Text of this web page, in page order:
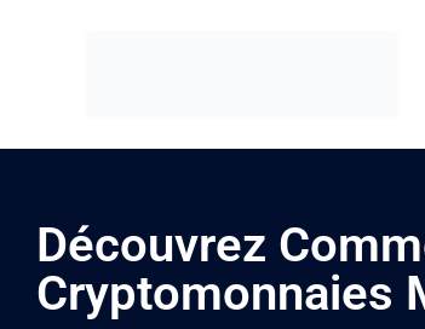
Découvrez
Cryptomonnaies